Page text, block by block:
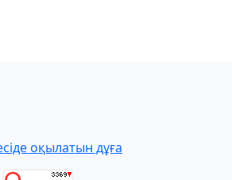
оқылатын дұға